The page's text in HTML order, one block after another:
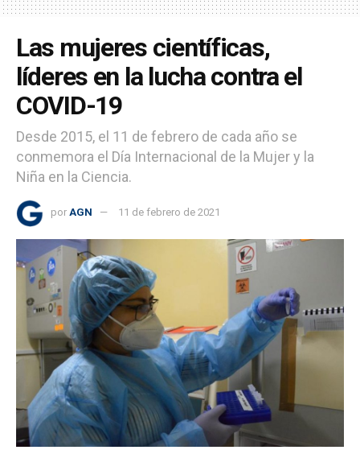
Las mujeres científicas,
líderes en la lucha contra el
COVID-19
Desde 2015, el 11 de febrero de cada año se
conmemora el Día Internacional de la Mujer y la
Niña en la Ciencia.
por AGN 11 de febrero de 2021